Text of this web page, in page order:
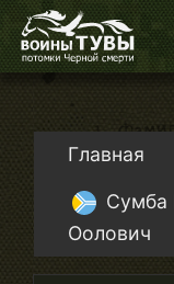
Главная
Сумба
Оолович